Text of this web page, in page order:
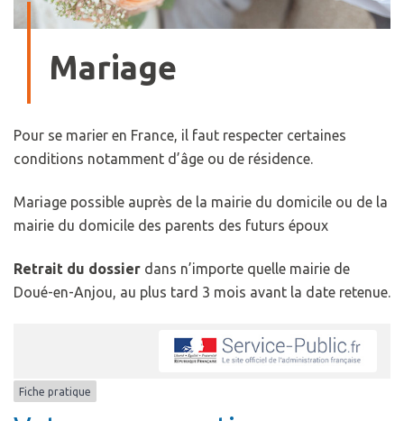
Mariage
Pour se marier en France, il faut respecter certaines
conditions notamment d’âge ou de résidence.
Mariage possible auprès de la mairie du domicile ou de la
mairie du domicile des parents des futurs époux
Retrait du dossier dans n’importe quelle mairie de
Doué-en-Anjou, au plus tard 3 mois avant la date retenue.
Fiche pratique